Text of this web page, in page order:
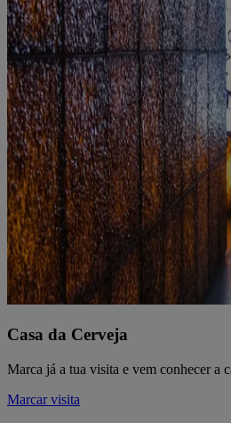
Casa da Cerveja
Marca já a tua visita e vem conhecer a
Marcar visita